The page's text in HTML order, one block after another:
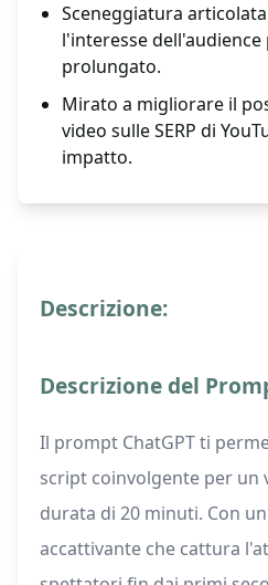
Sceneggiatura
l'interesse
prolungato.
Mirato a migliorare il
video sulle SERP di
impatto.
Descrizione:
Descrizione del
Il prompt ChatGPT ti
script coinvolgente per un
durata di 20 minuti. Con
accattivante che cattura